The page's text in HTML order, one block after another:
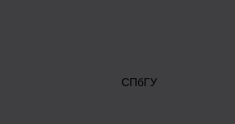
СПбГУ